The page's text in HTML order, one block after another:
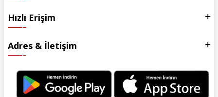
Hızlı Erişim
Adres & İletişim